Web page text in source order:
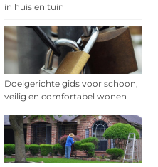
in huis en tuin
Doelgerichte gids voor schoon,
veilig en comfortabel wonen